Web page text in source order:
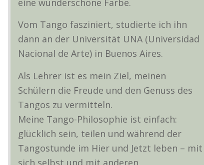
eine wunderschöne Farbe.
Vom Tango fasziniert, studierte ich ihn
dann an der Universität UNA (Universidad
Nacional de Arte) in Buenos Aires.
Als Lehrer ist es mein Ziel, meinen
Schülern die Freude und den Genuss des
Tangos zu vermitteln.
Meine Tango-Philosophie ist einfach:
glücklich sein, teilen und während der
Tangostunde im Hier und Jetzt leben – mit
sich selbst und mit anderen.